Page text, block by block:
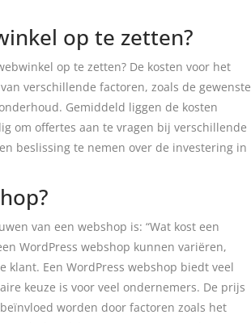
op te zetten?
op te zetten? De kosten voor het
verschillende factoren, zoals de gewenste
Gemiddeld liggen de kosten
om offertes aan te vragen bij verschillende
beslissing te nemen over de investering in
van een webshop is: “Wat kost een
WordPress webshop kunnen variëren,
klant. Een WordPress webshop biedt veel
keuze is voor veel ondernemers. De prijs
worden door factoren zoals het